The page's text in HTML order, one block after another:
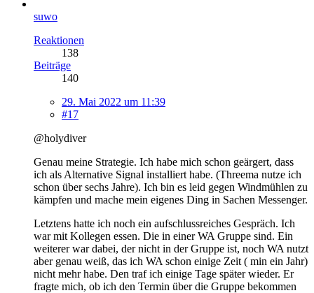
suwo
Reaktionen
138
Beiträge
140
29. Mai 2022 um 11:39
#17
@holydiver
Genau meine Strategie. Ich habe mich schon geärgert, dass
ich als Alternative Signal installiert habe. (Threema nutze ich
schon über sechs Jahre). Ich bin es leid gegen Windmühlen zu
kämpfen und mache mein eigenes Ding in Sachen Messenger.
Letztens hatte ich noch ein aufschlussreiches Gespräch. Ich
war mit Kollegen essen. Die in einer WA Gruppe sind. Ein
weiterer war dabei, der nicht in der Gruppe ist, noch WA nutzt
aber genau weiß, das ich WA schon einige Zeit ( min ein Jahr)
nicht mehr habe. Den traf ich einige Tage später wieder. Er
fragte mich, ob ich den Termin über die Gruppe bekommen